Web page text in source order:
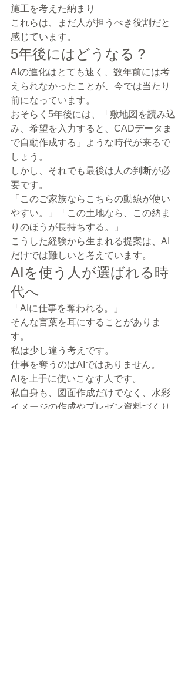
施工を考えた納まり
これらは、まだ人が担うべき役割だと
感じています。
5年後にはどうなる？
AIの進化はとても速く、数年前には考
えられなかったことが、今では当たり
前になっています。
おそらく5年後には、「敷地図を読み込
み、希望を入力すると、CADデータま
で自動作成する」ような時代が来るで
しょう。
しかし、それでも最後は人の判断が必
要です。
「このご家族ならこちらの動線が使い
やすい。」「この土地なら、この納ま
りのほうが長持ちする。」
こうした経験から生まれる提案は、AI
だけでは難しいと考えています。
AIを使う人が選ばれる時
代へ
「AIに仕事を奪われる。」
そんな言葉を耳にすることがありま
す。
私は少し違う考えです。
仕事を奪うのはAIではありません。
AIを上手に使いこなす人です。
私自身も、図面作成だけでなく、水彩
イメージの作成やプレゼン資料づくり